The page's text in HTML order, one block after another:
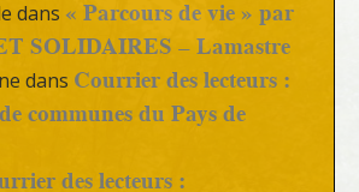
dans « Parcours de vie » par
SOLIDAIRES – Lamastre
dans Courrier des lecteurs :
communes du Pays de
des lecteurs :